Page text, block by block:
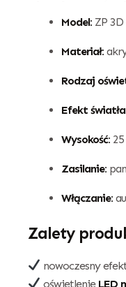
Model: ZP 3D
Materiał:
Rodzaj
Efekt
Wysokość:
Zasilanie:
Włączanie:
Zalety
nowoczesny
oświetlenie LED